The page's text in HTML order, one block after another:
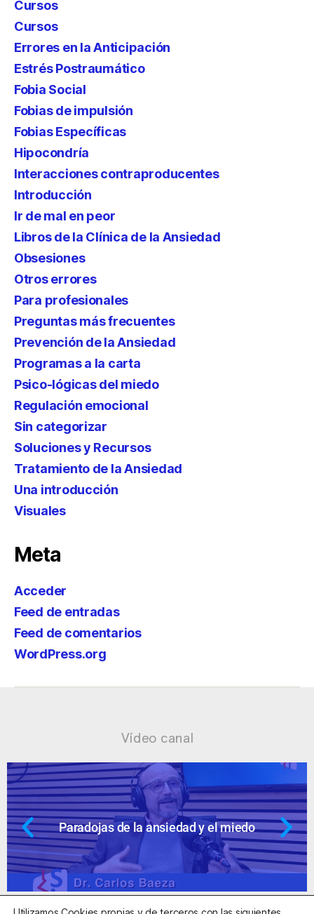
Cursos
Cursos
Errores en la Anticipación
Estrés Postraumático
Fobia Social
Fobias de impulsión
Fobias Específicas
Hipocondría
Interacciones contraproducentes
Introducción
Ir de mal en peor
Libros de la Clínica de la Ansiedad
Obsesiones
Otros errores
Para profesionales
Preguntas más frecuentes
Prevención de la Ansiedad
Programas a la carta
Psico-lógicas del miedo
Regulación emocional
Sin categorizar
Soluciones y Recursos
Tratamiento de la Ansiedad
Una introducción
Visuales
Meta
Acceder
Feed de entradas
Feed de comentarios
WordPress.org
Vídeo canal
miedo Ansiedad: supuestos